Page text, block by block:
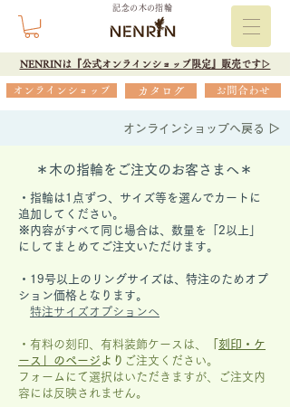
記念の木の指輪
NENRINは『公式オンラインショップ限定』販売です▷
オンラインショップ カタログ お問合わせ
オンラインショップへ戻る ▷
＊木の指輪をご注文のお客さまへ＊
・指輪は1点ずつ、サイズ等を選んでカートに
追加してください。
※内容がすべて同じ場合は、数量を「2以上」
にしてまとめてご注文いただけます。
​・19号以上のリングサイズは、特注のためオプ
ション価格となります。
特注サイズオプションへ
・有料の刻印、有料装飾ケースは、
刻印・ケ
ース」のページ より ご注文ください。
フォームにて選択はいただきますが、
ご注文内
容には反映されません。